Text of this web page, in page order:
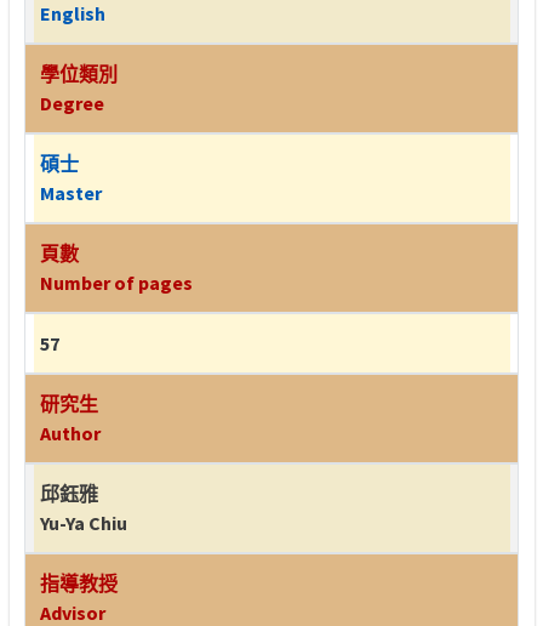
English
學位類別
Degree
碩士
Master
頁數
Number of pages
57
研究生
Author
邱鈺雅
Yu-Ya Chiu
指導教授
Advisor